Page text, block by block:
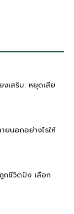
เสริม: หยุดเสีย
ยนอกอย่างไรให้
กชีวิตปัง เลือก